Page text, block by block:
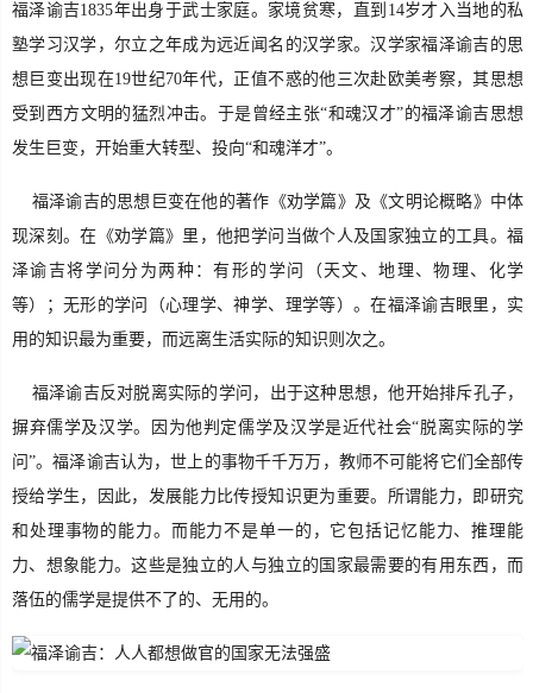
福泽谕吉1835年出身于武士家庭。家境贫寒，直到14岁才入当地的私
塾学习汉学，尔立之年成为远近闻名的汉学家。汉学家福泽谕吉的思
想巨变出现在19世纪70年代，正值不惑的他三次赴欧美考察，其思想
受到西方文明的猛烈冲击。于是曾经主张“和魂汉才”的福泽谕吉思想
发生巨变，开始重大转型、投向“和魂洋才”。
福泽谕吉的思想巨变在他的著作《劝学篇》及《文明论概略》中体
现深刻。在《劝学篇》里，他把学问当做个人及国家独立的工具。福
泽谕吉将学问分为两种：有形的学问（天文、地理、物理、化学
等）；无形的学问（心理学、神学、理学等）。在福泽谕吉眼里，实
用的知识最为重要，而远离生活实际的知识则次之。
福泽谕吉反对脱离实际的学问，出于这种思想，他开始排斥孔子，
摒弃儒学及汉学。因为他判定儒学及汉学是近代社会“脱离实际的学
问”。福泽谕吉认为，世上的事物千千万万，教师不可能将它们全部传
授给学生，因此，发展能力比传授知识更为重要。所谓能力，即研究
和处理事物的能力。而能力不是单一的，它包括记忆能力、推理能
力、想象能力。这些是独立的人与独立的国家最需要的有用东西，而
落伍的儒学是提供不了的、无用的。